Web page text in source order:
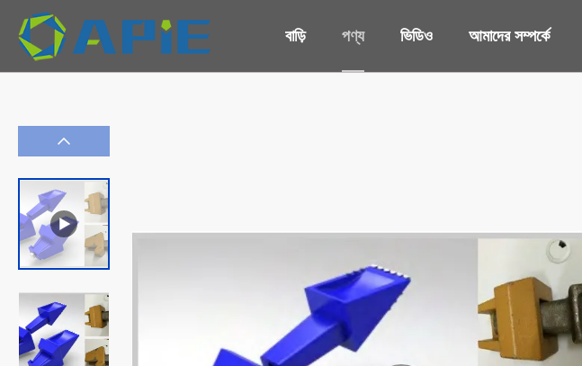
বাড়ি পণ্য ভিডিও আমাদের সম্পর্কে